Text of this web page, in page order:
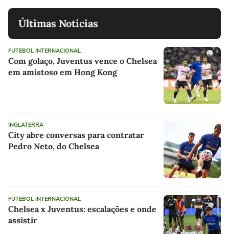
Últimas Notícias
FUTEBOL INTERNACIONAL
Com golaço, Juventus vence o Chelsea
em amistoso em Hong Kong
INGLATERRA
City abre conversas para contratar
Pedro Neto, do Chelsea
FUTEBOL INTERNACIONAL
Chelsea x Juventus: escalações e onde
assistir